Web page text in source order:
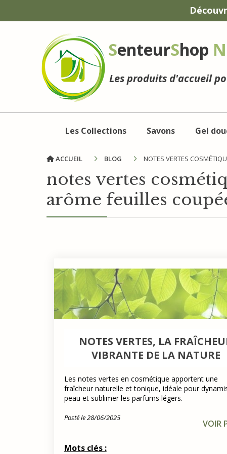
SenteurShop
Les produits d'accueil
Les Collections Savons Gel
ACCUEIL BLOG NOTES VERTES
notes vertes
arôme feuilles
NOTES VERTES, LA
VIBRANTE DE LA NATURE
Les notes vertes en cosmétique apportent une
fraîcheur naturelle et tonique, idéale pour
peau et sublimer les parfums légers.
Posté le 28/06/2025
VOIR
Mots clés :